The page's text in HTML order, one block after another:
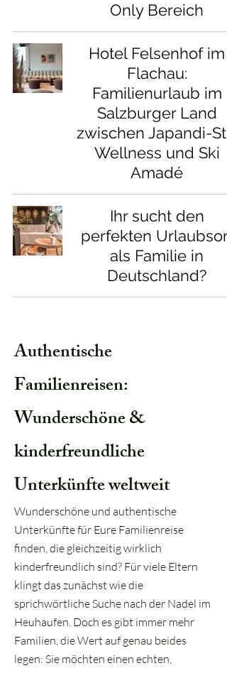
Only Bereich
Hotel Felsenhof im
Flachau:
Familienurlaub im
Salzburger Land
zwischen Japandi-
Wellness und Ski
Amadé
Ihr sucht den
perfekten Urlaubsort
als Familie in
Deutschland?
Authentische
Familienreisen:
Wunderschöne &
kinderfreundliche
Unterkünfte weltweit
Wunderschöne und authentische
Unterkünfte für Eure Familienreise
finden, die gleichzeitig wirklich
kinderfreundlich sind? Für viele Eltern
klingt das zunächst wie die
sprichwörtliche Suche nach der Nadel im
Heuhaufen. Doch es gibt immer mehr
Familien, die Wert auf genau beides
legen: Sie möchten einen echten,